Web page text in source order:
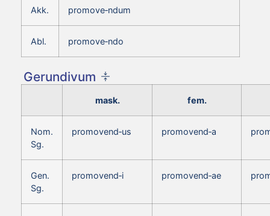
Akk. promove‑ndum
Abl. promove‑ndo
Gerundivum
mask. fem.
Nom.
Sg.
promovend‑us promovend‑a
Gen.
Sg.
promovend‑i promovend‑ae